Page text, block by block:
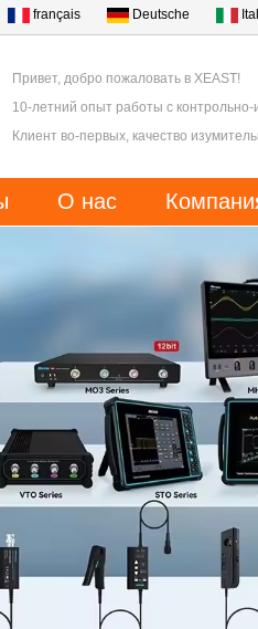
français Deutsche
Привет, добро пожаловать в XEAST!
10-летний опыт работы с
Клиент во-первых, качество
О нас